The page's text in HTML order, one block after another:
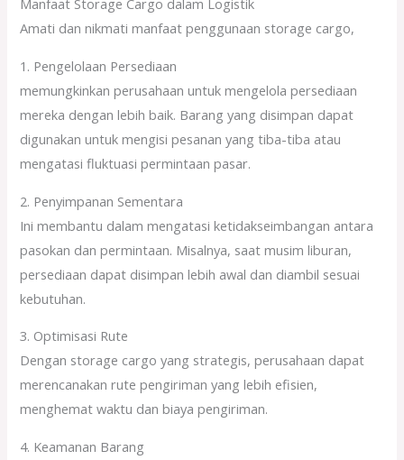
Manfaat Storage Cargo dalam Logistik
Amati dan nikmati manfaat penggunaan storage cargo,
1. Pengelolaan Persediaan
memungkinkan perusahaan untuk mengelola persediaan
mereka dengan lebih baik. Barang yang disimpan dapat
digunakan untuk mengisi pesanan yang tiba-tiba atau
mengatasi fluktuasi permintaan pasar.
2. Penyimpanan Sementara
Ini membantu dalam mengatasi ketidakseimbangan antara
pasokan dan permintaan. Misalnya, saat musim liburan,
persediaan dapat disimpan lebih awal dan diambil sesuai
kebutuhan.
3. Optimisasi Rute
Dengan storage cargo yang strategis, perusahaan dapat
merencanakan rute pengiriman yang lebih efisien,
menghemat waktu dan biaya pengiriman.
4. Keamanan Barang